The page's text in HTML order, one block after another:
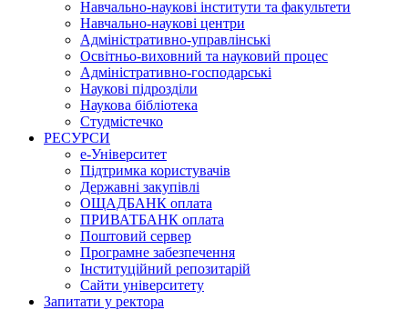
Навчально-наукові інститути та факультети
Навчально-наукові центри
Адміністративно-управлінські
Освітньо-виховний та науковий процес
Адміністративно-господарські
Наукові підрозділи
Наукова бібліотека
Студмістечко
РЕСУРСИ
е-Університет
Підтримка користувачів
Державні закупівлі
ОЩАДБАНК оплата
ПРИВАТБАНК оплата
Поштовий сервер
Програмне забезпечення
Інституційний репозитарій
Сайти університету
Запитати у ректора